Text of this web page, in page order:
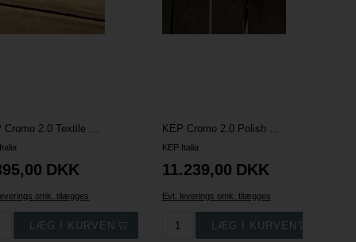
KEP Cromo 2.0 Textile Polo Ridehjelm - Sort m. Velvet Sparkling
DKK
omk. tilægges
KEP Cromo 2.0 Polish Ridehjelm - Sort m. Glitter front, Swarovski frame & Crystal logo
KEP Italia
11.239,00 DKK
Evt. leverings omk. tilægges